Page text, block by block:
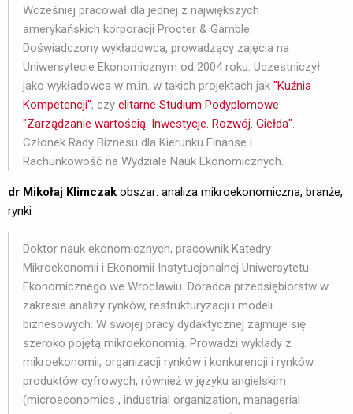
Wcześniej pracował dla jednej z największych
amerykańskich korporacji Procter & Gamble.
Doświadczony wykładowca, prowadzący zajęcia na
Uniwersytecie Ekonomicznym od 2004 roku. Uczestniczył
jako wykładowca w m.in. w takich projektach jak "Kuźnia
Kompetencji", czy elitarne Studium Podyplomowe
"Zarządzanie wartością. Inwestycje. Rozwój. Giełda".
Członek Rady Biznesu dla Kierunku Finanse i
Rachunkowość na Wydziale Nauk Ekonomicznych.
dr Mikołaj Klimczak obszar: analiza mikroekonomiczna, branże,
rynki
Doktor nauk ekonomicznych, pracownik Katedry
Mikroekonomii i Ekonomii Instytucjonalnej Uniwersytetu
Ekonomicznego we Wrocławiu. Doradca przedsiębiorstw w
zakresie analizy rynków, restrukturyzacji i modeli
biznesowych. W swojej pracy dydaktycznej zajmuje się
szeroko pojętą mikroekonomią. Prowadzi wykłady z
mikroekonomii, organizacji rynków i konkurencji i rynków
produktów cyfrowych, również w języku angielskim
(microeconomics , industrial organization, managerial